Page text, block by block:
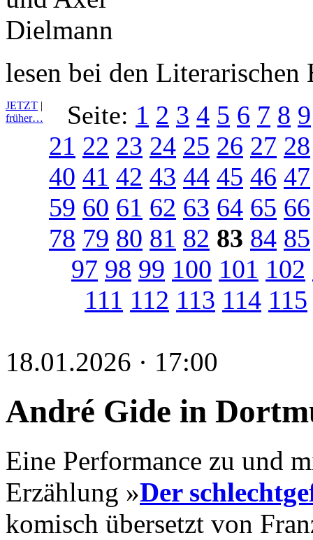
lesen bei den
JETZT |
früher…
Seite: 1 2 3 4 5 6 7 8 9
21 22 23 24 25 26 27 28
40 41 42 43 44 45 46 47
59 60 61 62 63 64 65 66
78 79 80 81 82 83 84 85
97 98 99 100 101 102
111 112 113 114 115
18.01.2026 · 17:00
André Gide in
Eine Performance zu und
Erzählung »Der
komisch übersetzt von